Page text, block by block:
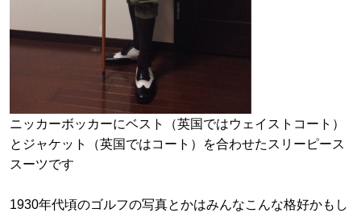
ニッカーボッカーにベスト（英国ではウェイストコート）
とジャケット（英国ではコート）を合わせたスリーピース
スーツです
1930年代頃のゴルフの写真とかはみんなこんな格好かもし